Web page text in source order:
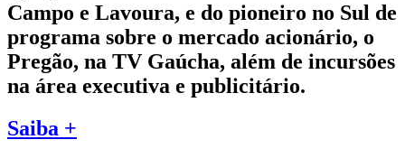
Campo e Lavoura, e do pioneiro no Sul de
programa sobre o mercado acionário, o
Pregão, na TV Gaúcha, além de incursões
na área executiva e publicitário.
Saiba +